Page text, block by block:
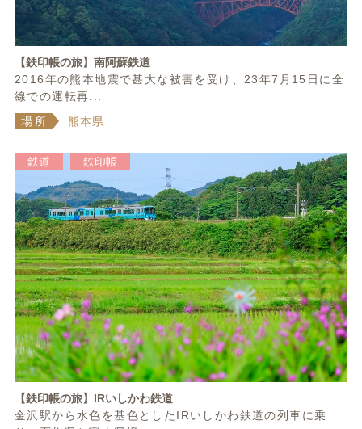
【鉄印帳の旅】南阿蘇鉄道
2016年の熊本地震で甚大な被害を受け、23年7月15日に全
線での運転再...
場所
熊本県
鉄道 鉄印帳
【鉄印帳の旅】IRいしかわ鉄道
金沢駅から水色を基色としたIRいしかわ鉄道の列車に乗